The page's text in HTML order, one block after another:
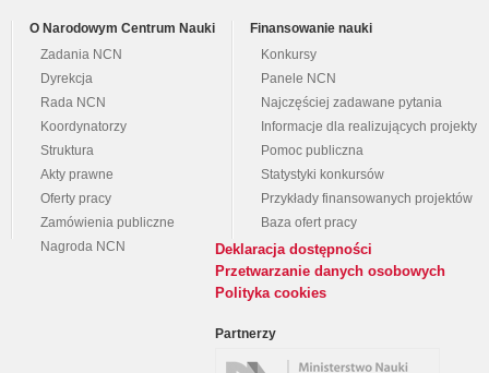
O Narodowym Centrum Nauki
Zadania NCN
Dyrekcja
Rada NCN
Koordynatorzy
Struktura
Akty prawne
Oferty pracy
Zamówienia publiczne
Nagroda NCN
Finansowanie nauki
Konkursy
Panele NCN
Najczęściej zadawane pytania
Informacje dla realizujących projekty
Pomoc publiczna
Statystyki konkursów
Przykłady finansowanych projektów
Baza ofert pracy
Deklaracja dostępności
Przetwarzanie danych osobowych
Polityka cookies
Partnerzy